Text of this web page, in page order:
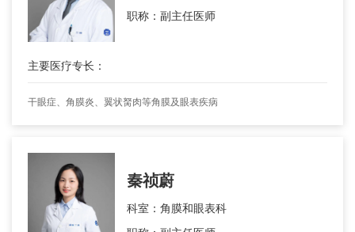
职称：副主任医师
主要医疗专长：
干眼症、角膜炎、翼状胬肉等角膜及眼表疾病
秦祯蔚
科室：角膜和眼表科